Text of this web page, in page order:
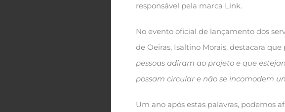
responsável pela marca Link.
No evento oficial de lançamento dos
de Oeiras, Isaltino Morais, destacara que
pessoas adiram ao projeto e que
possam circular e não se incomodem
Um ano após estas palavras, podemos